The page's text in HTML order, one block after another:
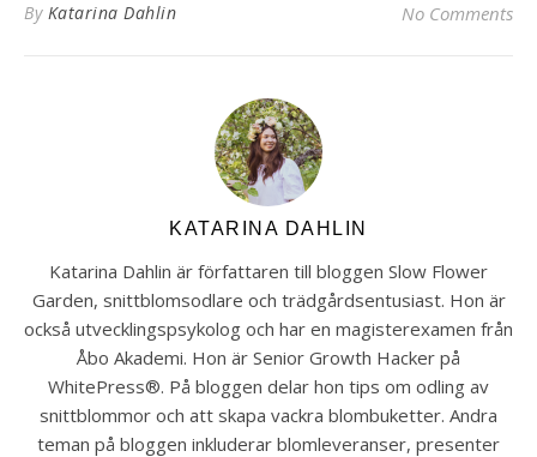
By Katarina Dahlin No Comments
KATARINA DAHLIN
Katarina Dahlin är författaren till bloggen Slow Flower
Garden, snittblomsodlare och trädgårdsentusiast. Hon är
också utvecklingspsykolog och har en magisterexamen från
Åbo Akademi. Hon är Senior Growth Hacker på
WhitePress®. På bloggen delar hon tips om odling av
snittblommor och att skapa vackra blombuketter. Andra
teman på bloggen inkluderar blomleveranser, presenter